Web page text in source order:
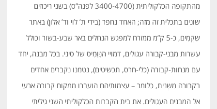
מהתקופה הכלקוליתית (3400-4700 לפנה”ס) בשני ריכוזים
שונים בתכלית זה מזה; האחד נחפר (בידי ת’ לוי וד’ אלון) באתר
שִקְמִים, כ-5 ק”מ ממזרח למפגש הנחלים באר שבע-בשור וכולל
עשרות מבני-קבורה עגולים, דמויי הנַּוַּמִיס של סיני. בכל מבנה, יחד
עם מנחות-קבורה (כלי-חרס, תכשיטים), נטמנו נקברים אחדים
בקבורה מִשְנית, כלומר – עצמותיהם הועברו ממקום קבורה ארעי
אל המבנים העגולים. את בית הקברות הכלקוליתי השני גיליתי